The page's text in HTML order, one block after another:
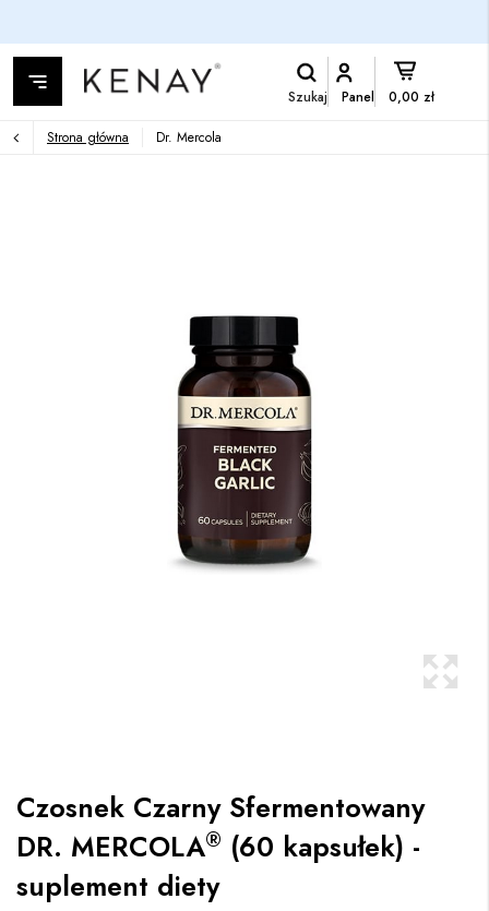
Szukaj Panel 0,00 zł
Strona główna Dr. Mercola
Czosnek Czarny Sfermentowany
DR. MERCOLA® (60 kapsułek) -
suplement diety